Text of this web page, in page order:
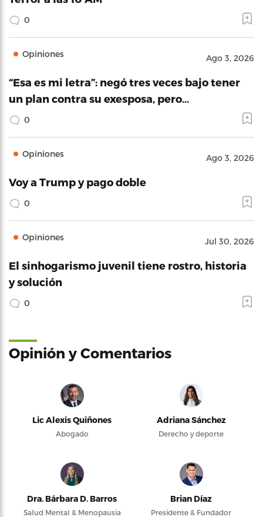
0
Opiniones Ago 3, 2026
“Esa es mi letra”: negó tres veces bajo tener
un plan contra su exesposa, pero…
0
Opiniones Ago 3, 2026
Voy a Trump y pago doble
0
Opiniones Jul 30, 2026
El sinhogarismo juvenil tiene rostro, historia
y solución
0
Opinión y Comentarios
Lic Alexis Quiñones
Abogado
Adriana Sánchez
Derecho y deporte
Dra. Bárbara D. Barros
Salud Mental & Menopausia
Brian Díaz
Presidente & Fundador